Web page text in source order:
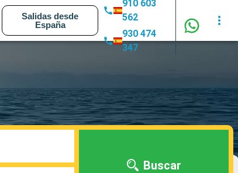
Salidas desde
España
910 603
562
930 474
347
Buscar